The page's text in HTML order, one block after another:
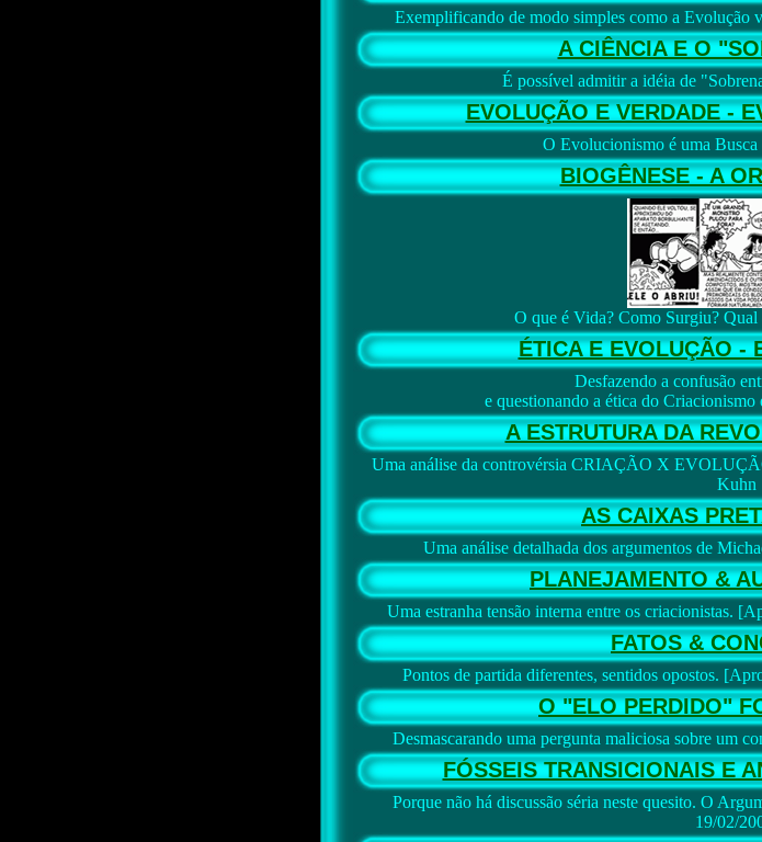
Exemplificando de modo simples como a Evolução
A CIÊNCIA E O
É possível admitir a idéia de
EVOLUÇÃO E VERDADE -
O Evolucionismo é uma Busca
BIOGÊNESE - A
O que é Vida? Como Surgiu?
ÉTICA E EVOLUÇÃO -
Desfazendo a confusão
e questionando a ética do Criacionismo
A ESTRUTURA DA
Uma análise da controvérsia CRIAÇÃO X
Kuhn
AS CAIXAS
Uma análise detalhada dos argumentos de
PLANEJAMENTO &
Uma estranha tensão interna entre os criacionistas.
FATOS &
Pontos de partida diferentes, sentidos opostos.
O "ELO PERDIDO"
Desmascarando uma pergunta maliciosa sobre um
FÓSSEIS TRANSICIONAIS E
Porque não há discussão séria neste quesito. O
19/02/